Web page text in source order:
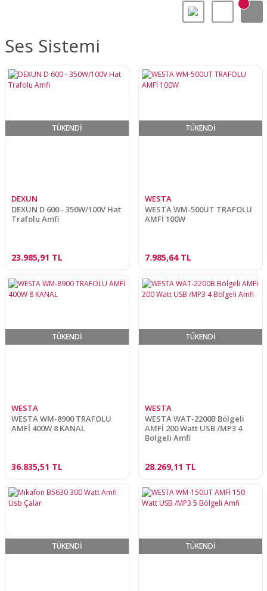
Ses Sistemi
TÜKENDİ
DEXUN
DEXUN D 600 - 350W/100V Hat
Trafolu Amfi
23.985,91 TL
TÜKENDİ
WESTA
WESTA WM-500UT TRAFOLU
AMFİ 100W
7.985,64 TL
TÜKENDİ
WESTA
WESTA WM-8900 TRAFOLU
AMFİ 400W 8 KANAL
36.835,51 TL
TÜKENDİ
WESTA
WESTA WAT-2200B Bölgeli
AMFİ 200 Watt USB /MP3 4
Bölgeli Amfi
28.269,11 TL
TÜKENDİ TÜKENDİ